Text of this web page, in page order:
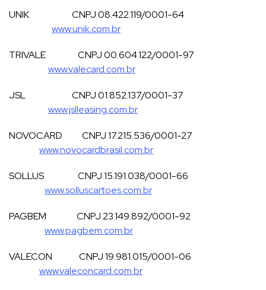
UNIK CNPJ 08.422.119/0001-64
www.unik.com.br
TRIVALE CNPJ 00.604.122/0001-97
www.valecard.com.br
JSL CNPJ 01.852.137/0001-37
www.jslleasing.com.br
NOVOCARD CNPJ 17.215.536/0001-27
www.novocardbrasil.com.br
SOLLUS CNPJ 15.191.038/0001-66
www.solluscartoes.com.br
PAGBEM CNPJ 23.149.892/0001-92
www.pagbem.com.br
VALECON CNPJ 19.981.015/0001-06
www.valeconcard.com.br